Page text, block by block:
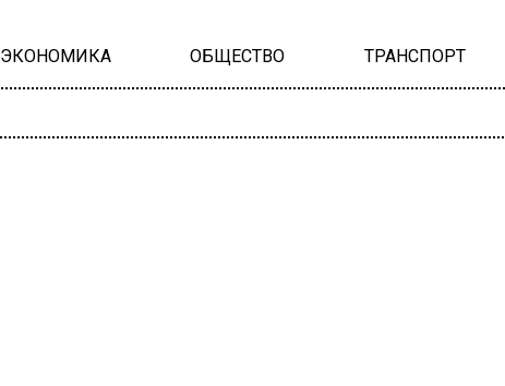
ЭКОНОМИКА ОБЩЕСТВО ТРАНСПОРТ